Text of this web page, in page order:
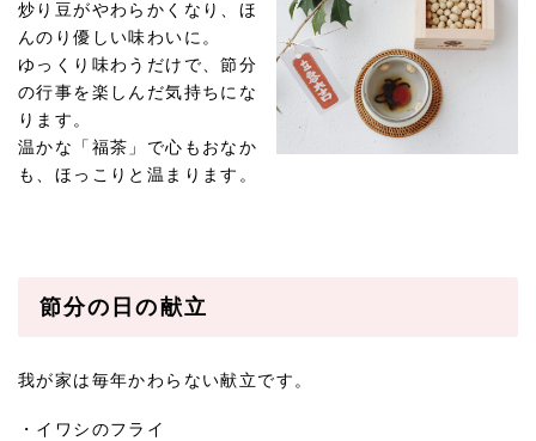
炒り豆がやわらかくなり、ほ
んのり優しい味わいに。
ゆっくり味わうだけで、節分
の行事を楽しんだ気持ちにな
ります。
温かな「福茶」で心もおなか
も、ほっこりと温まります。
節分の日の献立
我が家は毎年かわらない献立です。
・イワシのフライ